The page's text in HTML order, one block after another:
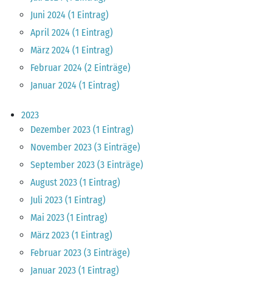
Juni 2024 (1 Eintrag)
April 2024 (1 Eintrag)
März 2024 (1 Eintrag)
Februar 2024 (2 Einträge)
Januar 2024 (1 Eintrag)
2023
Dezember 2023 (1 Eintrag)
November 2023 (3 Einträge)
September 2023 (3 Einträge)
August 2023 (1 Eintrag)
Juli 2023 (1 Eintrag)
Mai 2023 (1 Eintrag)
März 2023 (1 Eintrag)
Februar 2023 (3 Einträge)
Januar 2023 (1 Eintrag)